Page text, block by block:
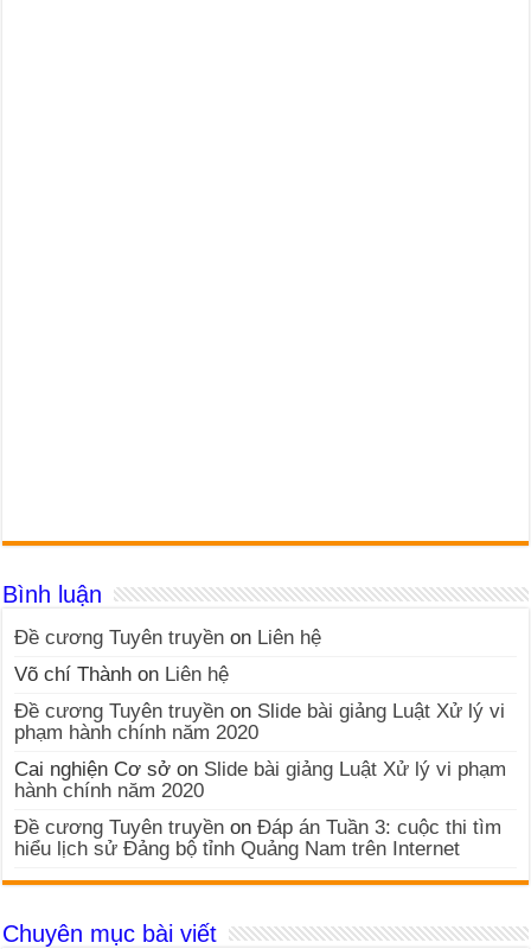
Bình luận
Đề cương Tuyên truyền on Liên hệ
Võ chí Thành on Liên hệ
Đề cương Tuyên truyền on Slide bài giảng Luật Xử lý vi
phạm hành chính năm 2020
Cai nghiện Cơ sở on Slide bài giảng Luật Xử lý vi phạm
hành chính năm 2020
Đề cương Tuyên truyền onĐáp án Tuần 3: cuộc thi tìm
hiểu lịch sử Đảng bộ tỉnh Quảng Nam trên Internet
Chuyên mục bài viết